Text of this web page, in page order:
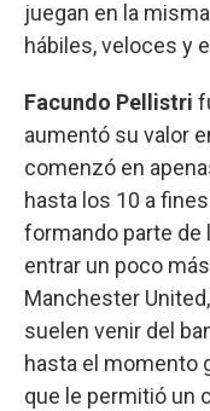
juegan en la
hábiles, veloces y
Facundo Pellistri
aumentó su valor
comenzó en
hasta los 10 a
formando parte de
entrar un poco
Manchester
suelen venir del
hasta el momento
que le permitió un